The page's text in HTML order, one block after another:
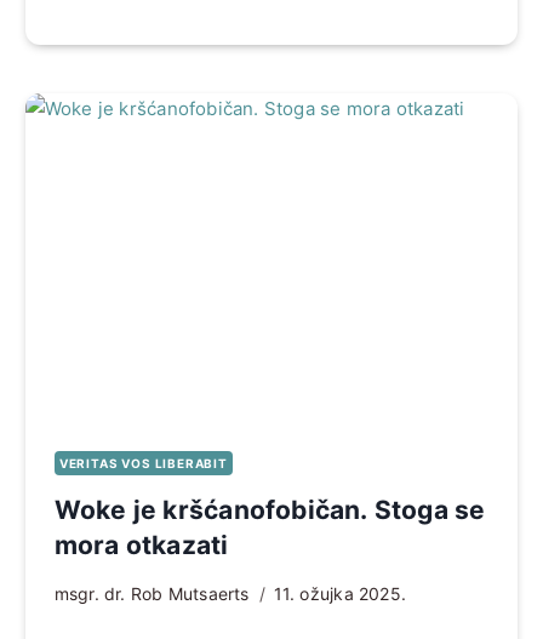
VERITAS VOS LIBERABIT
Woke je kršćanofobičan. Stoga se
mora otkazati
msgr. dr. Rob Mutsaerts 11. ožujka 2025.